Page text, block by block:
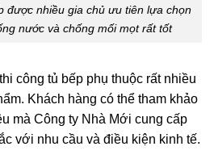
được nhiều gia chủ ưu tiên lựa chọn
nước và chống mối mọt rất tốt
công tủ bếp phụ thuộc rất nhiều
Khách hàng có thể tham khảo
mà Công ty Nhà Mới cung cấp
với nhu cầu và điều kiện kinh tế.